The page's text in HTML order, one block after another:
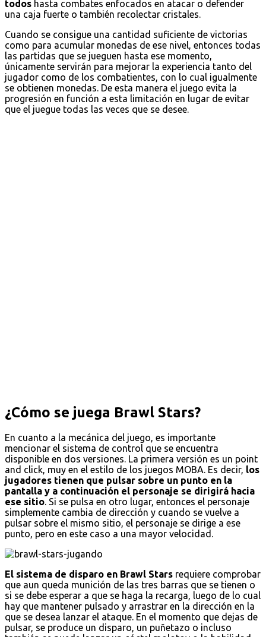
todos hasta combates enfocados en atacar o defender
una caja fuerte o también recolectar cristales.
Cuando se consigue una cantidad suficiente de victorias
como para acumular monedas de ese nivel, entonces todas
las partidas que se jueguen hasta ese momento,
únicamente servirán para mejorar la experiencia tanto del
jugador como de los combatientes, con lo cual igualmente
se obtienen monedas. De esta manera el juego evita la
progresión en función a esta limitación en lugar de evitar
que el juegue todas las veces que se desee.
¿Cómo se juega Brawl Stars?
En cuanto a la mecánica del juego, es importante
mencionar el sistema de control que se encuentra
disponible en dos versiones. La primera versión es un point
and click, muy en el estilo de los juegos MOBA. Es decir, los
jugadores tienen que pulsar sobre un punto en la
pantalla y a continuación el personaje se dirigirá hacia
ese sitio. Si se pulsa en otro lugar, entonces el personaje
simplemente cambia de dirección y cuando se vuelve a
pulsar sobre el mismo sitio, el personaje se dirige a ese
punto, pero en este caso a una mayor velocidad.
El sistema de disparo en Brawl Stars requiere comprobar
que aun queda munición de las tres barras que se tienen o
si se debe esperar a que se haga la recarga, luego de lo cual
hay que mantener pulsado y arrastrar en la dirección en la
que se desea lanzar el ataque. En el momento que dejas de
pulsar, se produce un disparo, un puñetazo o incluso